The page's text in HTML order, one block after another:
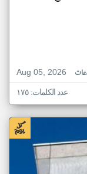
Aug 05, 2026
عدد الكلمات: ١٧٥